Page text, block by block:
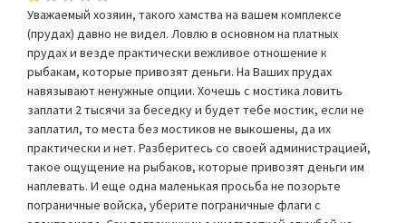
Уважаемый хозяин, такого хамства на вашем комплексе
(прудах) давно не видел. Ловлю в основном на платных
прудах и везде практически вежливое отношение к
рыбакам, которые привозят деньги. На Ваших прудах
навязывают ненужные опции. Хочешь с мостика ловить
заплати 2 тысячи за беседку и будет тебе мостик, если не
заплатил, то места без мостиков не выкошены, да их
практически и нет. Разберитесь со своей администрацией,
такое ощущение на рыбаков, которые привозят деньги им
наплевать. И еще одна маленькая просьба не позорьте
пограничные войска, уберите пограничные флаги с